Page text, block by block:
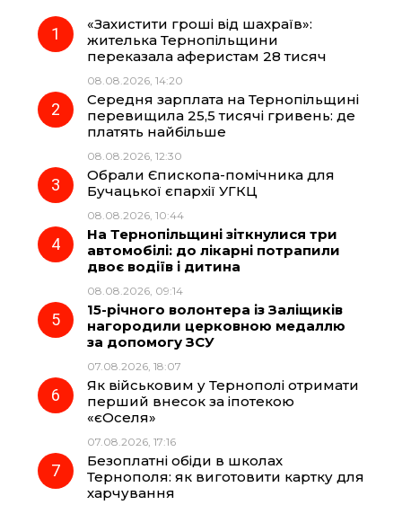
e
o
k
e
r
a
t
A
«Захистити гроші від шахраїв»:
жителька Тернопільщини
переказала аферистам 28 тисяч
08.08.2026, 14:20
Середня зарплата на Тернопільщині
перевищила 25,5 тисячі гривень: де
платять найбільше
08.08.2026, 12:30
Обрали Єпископа-помічника для
Бучацької єпархії УГКЦ
08.08.2026, 10:44
На Тернопільщині зіткнулися три
автомобілі: до лікарні потрапили
двоє водіїв і дитина
08.08.2026, 09:14
15-річного волонтера із Заліщиків
нагородили церковною медаллю
за допомогу ЗСУ
07.08.2026, 18:07
Як військовим у Тернополі отримати
перший внесок за іпотекою
«єОселя»
07.08.2026, 17:16
Безоплатні обіди в школах
Тернополя: як виготовити картку для
харчування